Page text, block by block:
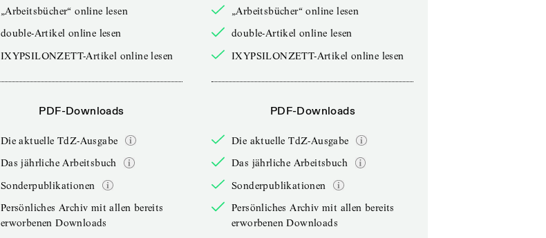
„Arbeitsbücher“ online lesen
double-Artikel online lesen
IXYPSILONZETT-Artikel online lesen
PDF-Downloads
Die aktuelle TdZ-Ausgabe
Das jährliche Arbeitsbuch
Sonderpublikationen
Persönliches Archiv mit allen bereits
erworbenen Downloads
„Arbeitsbücher“ online lesen
double-Artikel online lesen
IXYPSILONZETT-Artikel online lesen
PDF-Downloads
Die aktuelle TdZ-Ausgabe
Das jährliche Arbeitsbuch
Sonderpublikationen
Persönliches Archiv mit allen bereits
erworbenen Downloads